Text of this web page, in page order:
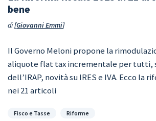
bene
di Giovanni Emmi
Il Governo Meloni propone la
aliquote flat tax incrementale per tutti,
dell’IRAP, novità su IRES e IVA. Ecco la
nei 21 articoli
Categorie
Fisco e Tasse Riforme